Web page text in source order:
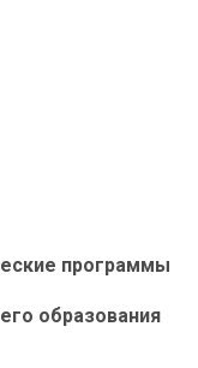
программы
образования